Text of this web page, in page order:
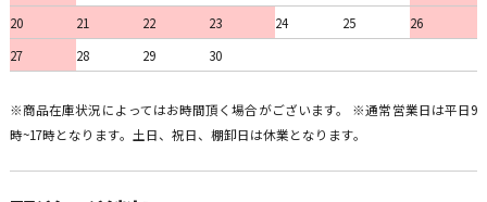
20
21 22 23 24 25
26
27
28 29 30
※商品在庫状況によってはお時間頂く場合がございます。 ※通常営業日は平日9
時~17時となります。土日、祝日、棚卸日は休業となります。